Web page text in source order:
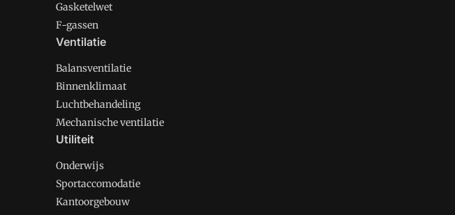
Gasketelwet
F-gassen
Ventilatie
Balansventilatie
Binnenklimaat
Luchtbehandeling
Mechanische ventilatie
Utiliteit
Onderwijs
Sportaccomodatie
Kantoorgebouw